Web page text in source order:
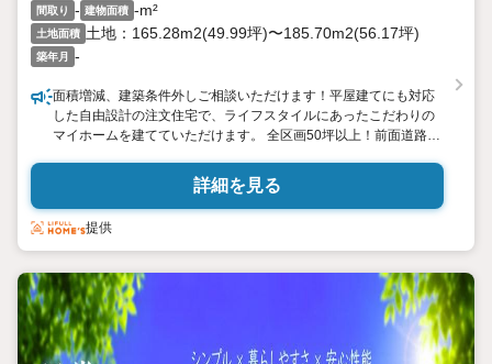
間取り - 建物面積 -m²
土地面積 土地：165.28m2(49.99坪)〜185.70m2(56.17坪)
築年月 -
面積増減、建築条件外しご相談いただけます！平屋建てにも対応
した自由設計の注文住宅で、ライフスタイルにあったこだわりの
マイホームを建てていただけます。 全区画50坪以上！前面道路幅
（12号地、15号地〜17号地） 三田小学校まですぐ！子育て世帯に
安心の立地です。国体道路方面にも海南方面にも行きやすく交通
アクセス便利！ 三田小学校まで徒歩4分(約320m)／オークワ神
前店まで徒歩18分(約1440m)
詳細を見る
提供